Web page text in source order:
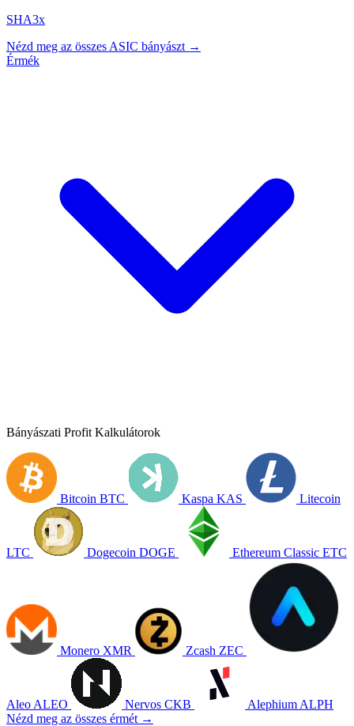
SHA3x
Nézd meg az összes ASIC bányászt →
Érmék
Bányászati Profit Kalkulátorok
Bitcoin BTC Kaspa KAS Litecoin
LTC Dogecoin DOGE Ethereum Classic ETC
Monero XMR Zcash ZEC
Aleo ALEO Nervos CKB Alephium ALPH
Nézd meg az összes érmét →